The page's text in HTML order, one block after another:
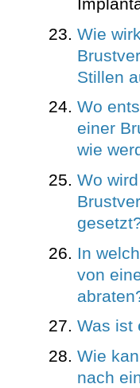
Wie
Stillen
Wo
einer
wie
Wo
In
von
Was ist
Wie
nach